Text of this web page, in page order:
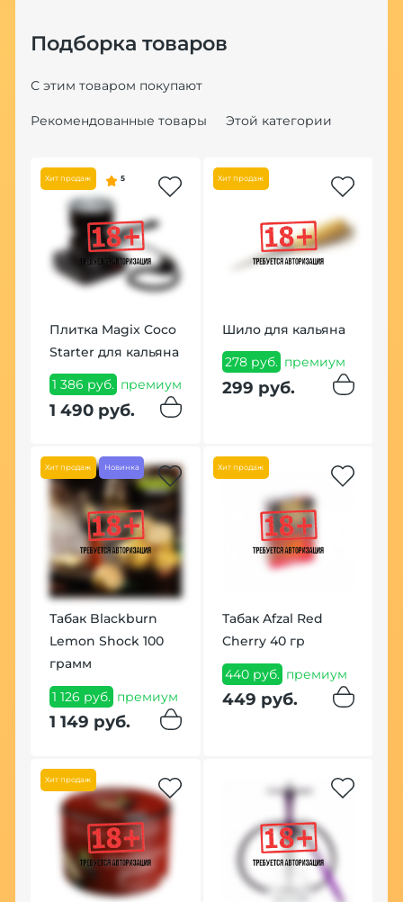
Подборка товаров
С этим товаром покупают
Рекомендованные товары Этой категории
Хит продаж 5
Плитка Magix Coco
Starter для кальяна
1 386 руб. премиум
1 490 руб.
Хит продаж
Шило для кальяна
278 руб. премиум
299 руб.
Хит продаж Новинка
Табак Blackburn
Lemon Shock 100
грамм
1 126 руб. премиум
1 149 руб.
Хит продаж
Табак Afzal Red
Cherry 40 гр
440 руб. премиум
449 руб.
Хит продаж